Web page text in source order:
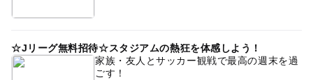
☆Jリーグ無料招待☆スタジアムの熱狂を体感しよう！
家族・友人とサッカー観戦で最高の週末を過
ごす！